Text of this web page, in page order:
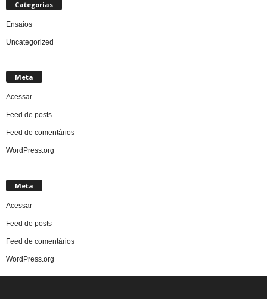
Categorias
Ensaios
Uncategorized
Meta
Acessar
Feed de posts
Feed de comentários
WordPress.org
Meta
Acessar
Feed de posts
Feed de comentários
WordPress.org